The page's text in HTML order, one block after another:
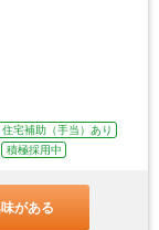
住宅補助（手当）あり
積極採用中
がある